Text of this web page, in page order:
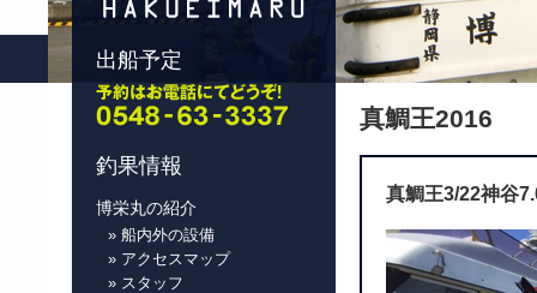
真鯛王2016
真鯛王3/22神谷
出船予定
釣果情報
博栄丸の紹介
» 船内外の設備
» アクセスマップ
» スタッフ